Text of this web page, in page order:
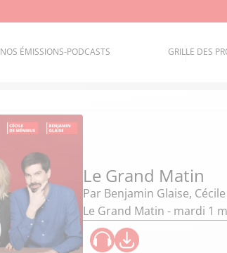
NOS ÉMISSIONS-PODCASTS GRILLE DES
Le Grand Matin
Par Benjamin Glaise,
Le Grand Matin - mardi 1